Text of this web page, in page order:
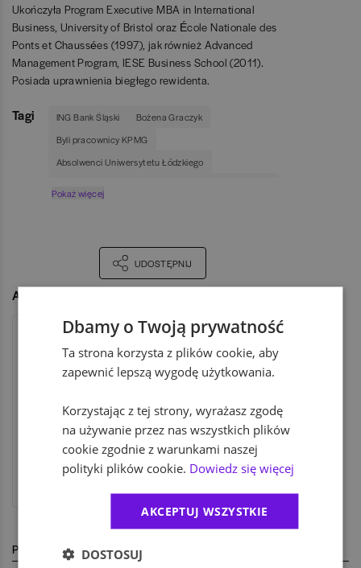
Ukończyła Program Executive MBA in International
Business, University of Bristol oraz École Nationale des
Ponts et Chaussées (1997), jak również Advanced
Management Program, IESE Business School (2011).
Posiada uprawnienia biegłego rewidenta.
Tagi ING Bank Śląski
Bożena Graczyk
Byli pracownicy KPMG
Absolwenci Uniwersytetu Łódzkiego
Pokaż więcej
UDOSTĘPNIJ
Autor
Redakcja KarierawFinansach.pl
Redakcja KarierawFinansach.pl podejmuje
tematy ciekawe i ważne dla pracowników
branży finansowej i osób, które dopiero myślą
o karierze w finansach.
PODOBNE ARTYKUŁY
Dbamy o Twoją prywatność
Ta strona korzysta z plików cookie, aby
zapewnić lepszą wygodę użytkowania.
Korzystając z tej strony, wyrażasz zgodę
na używanie przez nas wszystkich plików
cookie zgodnie z warunkami naszej
polityki plików cookie. Dowiedz się więcej
AKCEPTUJ WSZYSTKIE
DOSTOSUJ